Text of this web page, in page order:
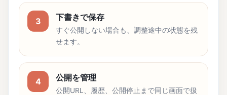
3 下書きで保存
すぐ公開しない場合も、調整途中の状態を残
せます。
4 公開を管理
公開URL、履歴、公開停止まで同じ画面で扱